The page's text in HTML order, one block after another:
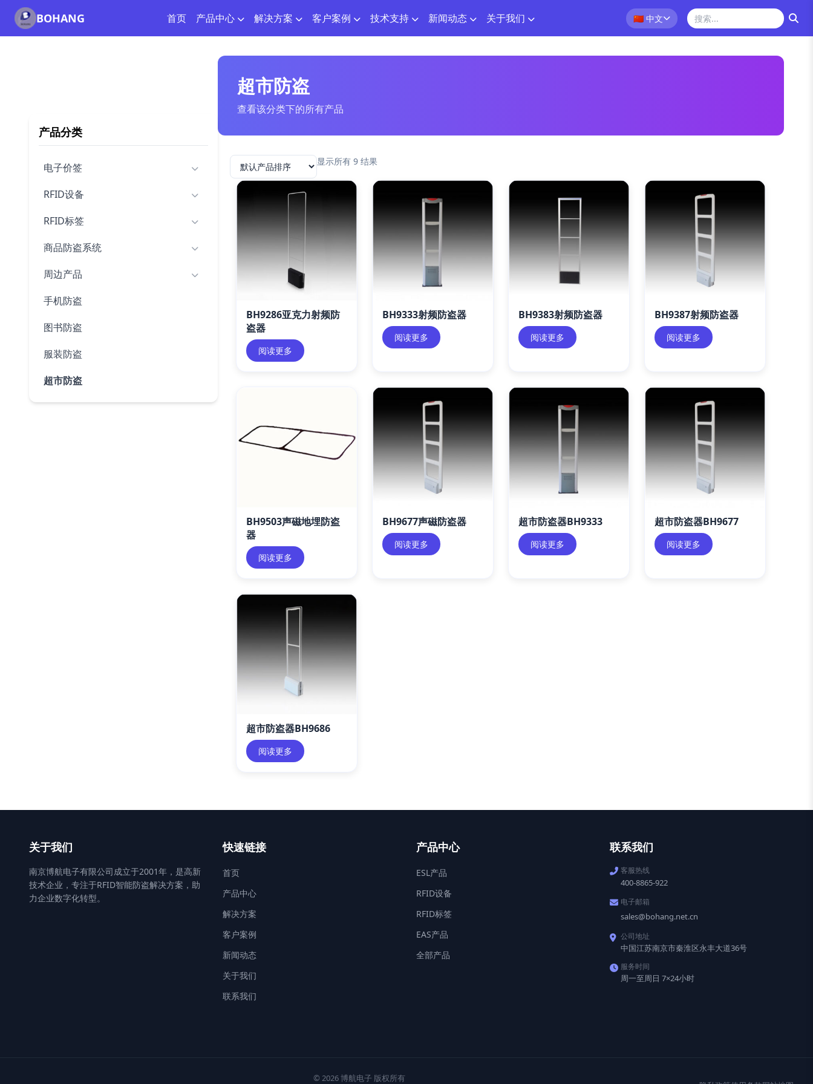
BOHANG 首页 产品中心 解决方案 客户案例 技术支持 新闻动态 关于我们 🇨🇳 中文
产品分类
电子价签
RFID设备
RFID标签
商品防盗系统
周边产品
手机防盗
图书防盗
服装防盗
超市防盗
超市防盗
查看该分类下的所有产品
显示所有 9 结果
BH9286亚克力射频防
盗器
阅读更多
BH9333射频防盗器
阅读更多
BH9383射频防盗器
阅读更多
BH9387射频防盗器
阅读更多
BH9503声磁地埋防盗
器
阅读更多
BH9677声磁防盗器
阅读更多
超市防盗器BH9333
阅读更多
超市防盗器BH9677
阅读更多
超市防盗器BH9686
阅读更多
关于我们
南京博航电子有限公司成立于2001年，是高新
技术企业，专注于RFID智能防盗解决方案，助
力企业数字化转型。
快速链接
首页
产品中心
解决方案
客户案例
新闻动态
关于我们
联系我们
产品中心
ESL产品
RFID设备
RFID标签
EAS产品
全部产品
联系我们
客服热线
400-8865-922
电子邮箱
sales@bohang.net.cn
公司地址
中国江苏南京市秦淮区永丰大道36号
服务时间
周一至周日 7×24小时
© 2026 博航电子 版权所有